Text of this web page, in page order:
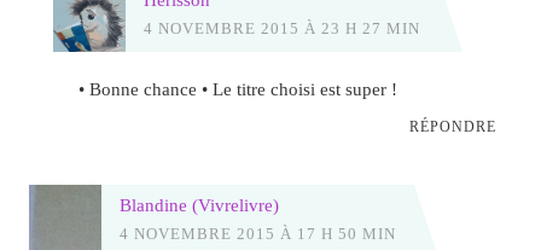
4 NOVEMBRE 2015 À 23 H 27 MIN
• Bonne chance • Le titre choisi est super !
RÉPONDRE
Blandine (Vivrelivre)
4 NOVEMBRE 2015 À 17 H 50 MIN